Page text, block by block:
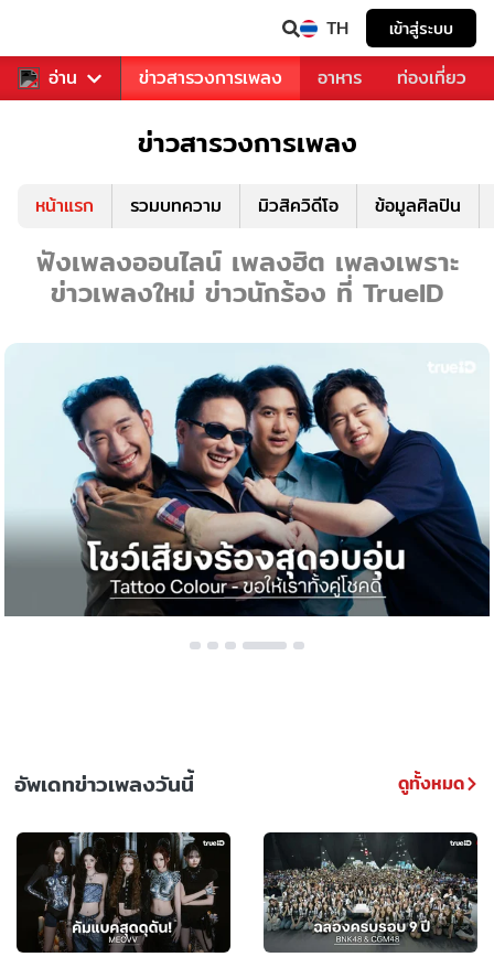
TH เข้าสู่ระบบ
อ่าน
ข่าวบันเทิง ข่าวสารวงการเพลง อาหาร ท่องเที่ยว
ข่าวสารวงการเพลง
หน้าแรก รวมบทความ มิวสิควิดีโอ ข้อมูลศิลปิน
ฟังเพลงออนไลน์ เพลงฮิต เพลงเพราะ
ข่าวเพลงใหม่ ข่าวนักร้อง ที่ TrueID
อัพเดทข่าวเพลงวันนี้ ดูทั้งหมด